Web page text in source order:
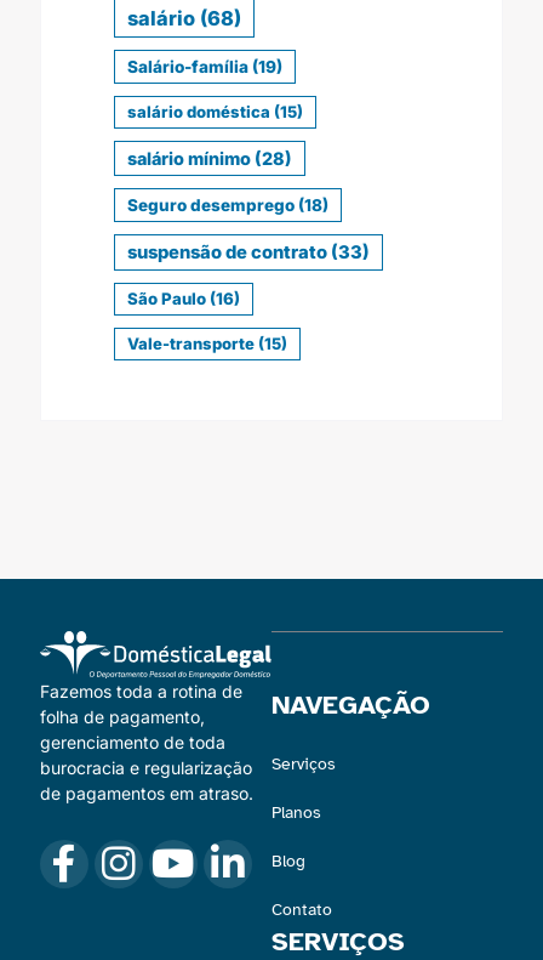
salário(68)
Salário-família(19)
salário doméstica (15)
salário mínimo(28)
Seguro desemprego(18)
suspensão de contrato(33)
São Paulo(16)
Vale-transporte(15)
Fazemos toda a rotina de
folha de pagamento,
gerenciamento de toda
burocracia e regularização
de pagamentos em atraso.
NAVEGAÇÃO
Serviços
Planos
Blog
Contato
SERVIÇOS